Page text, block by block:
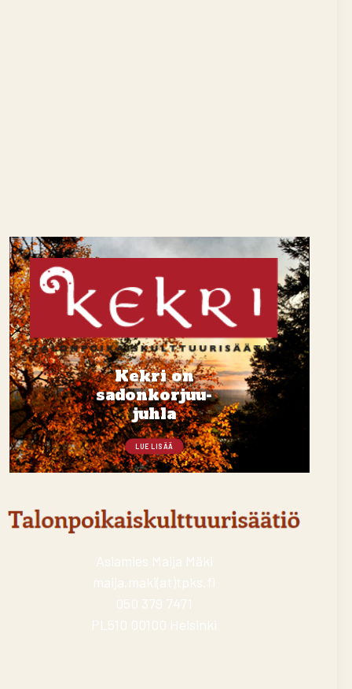
Kekri on
sadonkorjuu-
juhla
LUE LISÄÄ
Asiamies Maija Mäki
maija.maki(at)tpks.fi
050 379 7471
PL510 00100 Helsinki